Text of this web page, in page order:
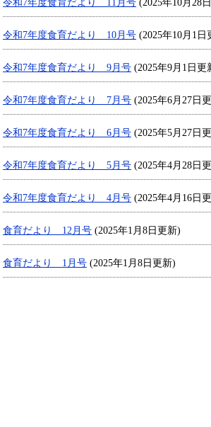
令和7年度食育だより 10月号 (2025年10月1日
令和7年度食育だより 9月号 (2025年9月1日更
令和7年度食育だより 7月号 (2025年6月27日
令和7年度食育だより 6月号 (2025年5月27日
令和7年度食育だより 5月号 (2025年4月28日
令和7年度食育だより 4月号 (2025年4月16日
食育だより 12月号 (2025年1月8日更新)
食育だより 1月号 (2025年1月8日更新)